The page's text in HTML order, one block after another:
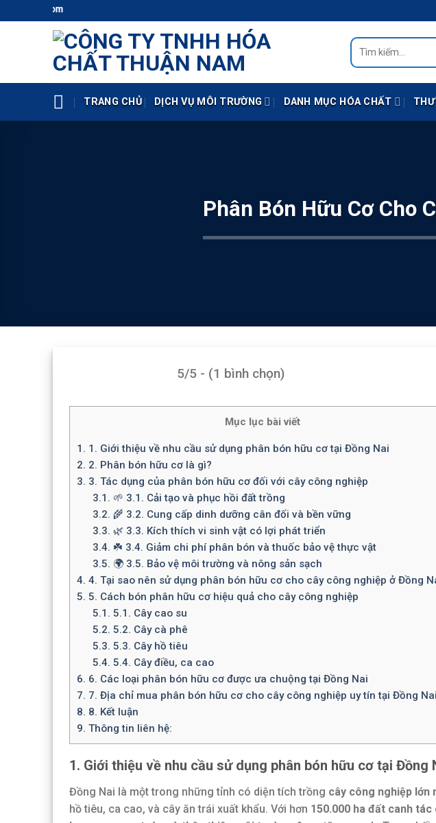
to
Hotline: 0938.414.118 (Zalo) -
Tìm
kiếm:
TRANG CHỦ DỊCH VỤ MÔI TRƯỜNG DANH MỤC HÓA CHẤT
Phân Bón Hữu Cơ Cho
5/5 - (1 bình chọn)
Mục lục bài viết
1. 1. Giới thiệu về nhu cầu sử dụng phân bón hữu cơ tại Đồng Nai
2. 2. Phân bón hữu cơ là gì?
3. 3. Tác dụng của phân bón hữu cơ đối với cây công nghiệp
3.1. 🌱 3.1. Cải tạo và phục hồi đất trồng
3.2. 🌾 3.2. Cung cấp dinh dưỡng cân đối và bền vững
3.3. 🌿 3.3. Kích thích vi sinh vật có lợi phát triển
3.4. ☘️ 3.4. Giảm chi phí phân bón và thuốc bảo vệ thực vật
3.5. 🌍 3.5. Bảo vệ môi trường và nông sản sạch
4. 4. Tại sao nên sử dụng phân bón hữu cơ cho cây công nghiệp ở Đồng
5. 5. Cách bón phân hữu cơ hiệu quả cho cây công nghiệp
5.1. 5.1. Cây cao su
5.2. 5.2. Cây cà phê
5.3. 5.3. Cây hồ tiêu
5.4. 5.4. Cây điều, ca cao
6. 6. Các loại phân bón hữu cơ được ưa chuộng tại Đồng Nai
7. 7. Địa chỉ mua phân bón hữu cơ cho cây công nghiệp uy tín tại Đồng Nai
8. 8. Kết luận
9. Thông tin liên hệ:
1. Giới thiệu về nhu cầu sử dụng phân bón hữu cơ tại Đồng
Đồng Nai là một trong những tỉnh có diện tích trồng cây công nghiệp lớn
hồ tiêu, ca cao, và cây ăn trái xuất khẩu. Với hơn 150.000 ha đất canh tác